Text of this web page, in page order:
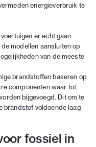
energieverbruik te
er echt gaan
modellen aansluiten op
van de meeste
brandstoffen baseren op
componenten waar tot
bijgevoegd. Dit om te
brandstof voldoende laag
fossiel in